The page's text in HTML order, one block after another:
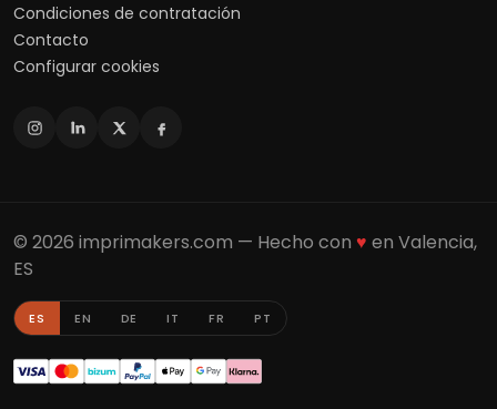
Condiciones de contratación
Contacto
Configurar cookies
© 2026 imprimakers.com — Hecho con ♥ en Valencia,
ES
ES EN DE IT FR PT